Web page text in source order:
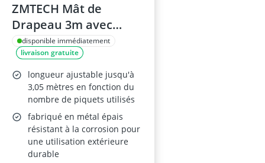
ZMTECH Mât de
Drapeau 3m avec
Support 5 Griffes
(Noir)
disponible immédiatement
livraison gratuite
longueur ajustable jusqu'à
3,05 mètres en fonction du
nombre de piquets utilisés
fabriqué en métal épais
résistant à la corrosion pour
une utilisation extérieure
durable